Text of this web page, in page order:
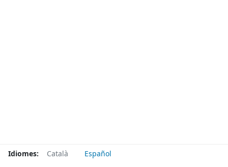
Idiomes: Català Español